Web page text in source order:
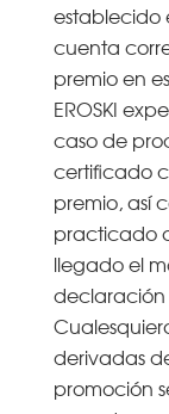
establecido
cuenta
premio en
EROSKI
caso de
certificado
premio, así
practicado
llegado el
declaración
derivadas
promoción